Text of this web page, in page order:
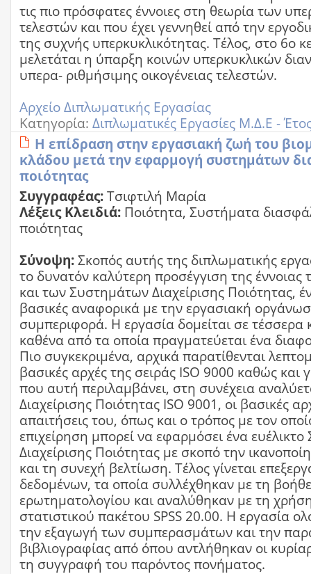
τις πιο πρόσφατες έννοιες στη θεωρία των
τελεστών και που έχει γεννηθεί από την
της συχνής υπερκυκλικότητας. Τέλος, στο 6ο
μελετάται η ύπαρξη κοινών υπερκυκλικών
υπερα- ριθμήσιμης οικογένειας τελεστών.
Αρχείο Διπλωματικής Εργασίας
Κατηγορία: Διπλωματικές Εργασίες Μ.Δ.Ε -
Η επίδραση στην εργασιακή ζωή του
κλάδου μετά την εφαρμογή συστημάτων
ποιότητας
Συγγραφέας:Τσιφτιλή Μαρία
Λέξεις Κλειδιά: Ποιότητα, Συστήματα
ποιότητας
Σύνοψη:Σκοπός αυτής της διπλωματικής
το δυνατόν καλύτερη προσέγγιση της έννοιας
και των Συστημάτων Διαχείρισης Ποιότητας,
βασικές αναφορικά με την εργασιακή
συμπεριφορά. Η εργασία δομείται σε τέσσερα
καθένα από τα οποία πραγματεύεται ένα
Πιο συγκεκριμένα, αρχικά παρατίθενται
βασικές αρχές της σειράς ISO 9000 καθώς και
που αυτή περιλαμβάνει, στη συνέχεια
Διαχείρισης Ποιότητας ISO 9001, οι βασικές
απαιτήσεις του, όπως και ο τρόπος με τον
επιχείρηση μπορεί να εφαρμόσει ένα
Διαχείρισης Ποιότητας με σκοπό την
και τη συνεχή βελτίωση. Τέλος γίνεται
δεδομένων, τα οποία συλλέχθηκαν με τη
ερωτηματολογίου και αναλύθηκαν με τη
στατιστικού πακέτου SPSS 20.00. Η εργασία
την εξαγωγή των συμπερασμάτων και την
βιβλιογραφίας από όπου αντλήθηκαν οι
τη συγγραφή του παρόντος πονήματος.